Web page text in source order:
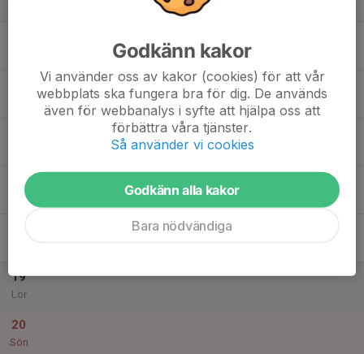
v.38
17
Tor
19
Lör
20
Sön
Godkänn kakor
Vi använder oss av kakor (cookies) för att vår
webbplats ska fungera bra för dig. De används
även för webbanalys i syfte att hjälpa oss att
förbättra våra tjänster.
Så använder vi cookies
Godkänn alla kakor
Bara nödvändiga